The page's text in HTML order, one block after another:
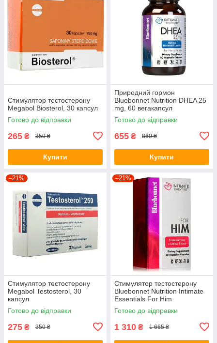
Стимулятор тестостерону
Megabol Biosterol, 30 капсул
Готово до відправки
265 ₴ 350 ₴
Купити
Природний гормон
Bluebonnet Nutrition DHEA 25
mg, 60 вегакапсул
оптимізація гормональних
рівнів
Готово до відправки
655 ₴ 860 ₴
Купити
–21%
Стимулятор тестостерону
Megabol Testosterol, 30
капсул
Готово до відправки
275 ₴ 350 ₴
–21%
Стимулятор тестостерону
Bluebonnet Nutrition Intimate
Essentials For Him
Testosterone and Libido Boost,
30 вегакапсул
Готово до відправки
1 310 ₴ 1 665 ₴